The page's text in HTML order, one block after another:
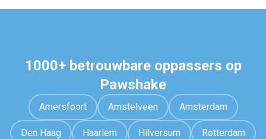
1000+ betrouwbare oppassers op
Pawshake
Amersfoort Amstelveen Amsterdam
Den Haag Haarlem Hilversum Rotterdam